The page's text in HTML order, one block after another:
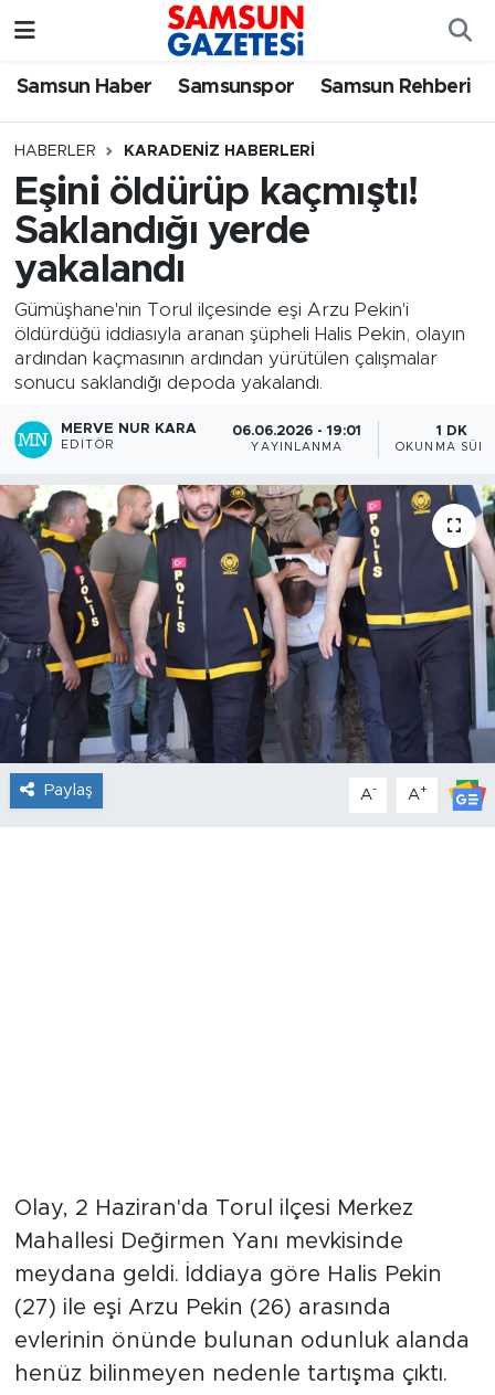
Samsun Haber Samsunspor Samsun Rehberi
HABERLER KARADENIZ HABERLERI
Eşini öldürüp kaçmıştı!
Saklandığı yerde
yakalandı
Gümüşhane'nin Torul ilçesinde eşi Arzu Pekin'i
öldürdüğü iddiasıyla aranan şüpheli Halis Pekin, olayın
ardından kaçmasının ardından yürütülen çalışmalar
sonucu saklandığı depoda yakalandı.
MERVE NUR KARA
EDITÖR
06.06.2026 - 19:01
YAYINLANMA
1 DK
OKUNMA
Paylaş A- A+
Olay, 2 Haziran'da Torul ilçesi Merkez
Mahallesi Değirmen Yanı mevkisinde
meydana geldi. İddiaya göre Halis Pekin
(27) ile eşi Arzu Pekin (26) arasında
evlerinin önünde bulunan odunluk alanda
henüz bilinmeyen nedenle tartışma çıktı.
Samsun Haber
Samsun Rehberi
Resmi İlanlar
Samsun Nöbetçi Eczaneler
Samsun Hava Durumu
SAMSUN Namaz Vakitleri
Samsun Trafik Yoğunluk Haritası
Süper Lig Puan Durumu ve Fikstür
Tüm Manşetler
Son Dakika Haberleri